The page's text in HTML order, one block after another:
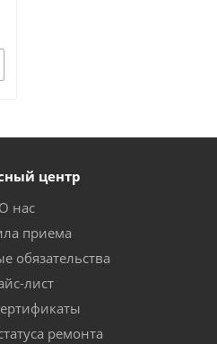
центр
О нас
приема
обязательства
лист
ремонта